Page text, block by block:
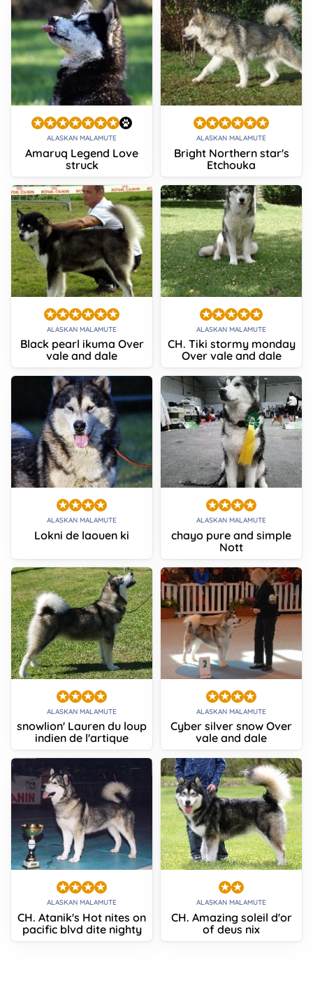
ALASKAN MALAMUTE
Amaruq Legend Love
struck
ALASKAN MALAMUTE
Bright Northern star's
Etchouka
ALASKAN MALAMUTE
Black pearl ikuma Over
vale and dale
ALASKAN MALAMUTE
CH. Tiki stormy monday
Over vale and dale
ALASKAN MALAMUTE
Lokni de laouen ki
ALASKAN MALAMUTE
chayo pure and simple
Nott
ALASKAN MALAMUTE
snowlion' Lauren du loup
indien de l'artique
ALASKAN MALAMUTE
Cyber silver snow Over
vale and dale
ALASKAN MALAMUTE
CH. Atanik's Hot nites on
pacific blvd dite nighty
ALASKAN MALAMUTE
CH. Amazing soleil d'or
of deus nix